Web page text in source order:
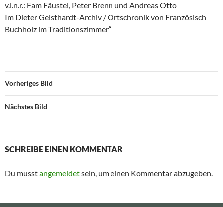
v.l.n.r.: Fam Fäustel, Peter Brenn und Andreas Otto
Im Dieter Geisthardt-Archiv / Ortschronik von Französisch
Buchholz im Traditionszimmer“
Vorheriges Bild
Nächstes Bild
SCHREIBE EINEN KOMMENTAR
Du musstangemeldetsein, um einen Kommentar abzugeben.